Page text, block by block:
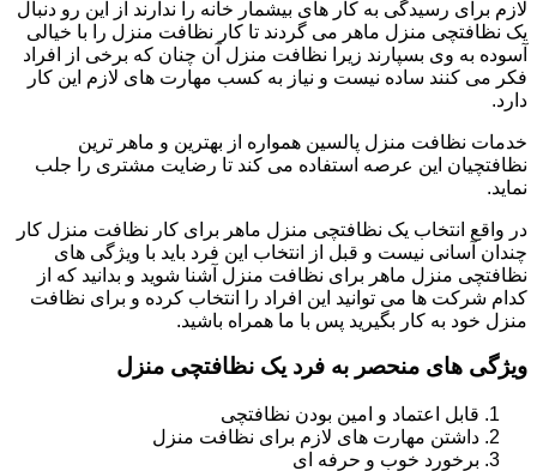
لازم برای رسیدگی به کار های بیشمار خانه را ندارند از این رو دنبال
یک نظافتچی منزل ماهر می گردند تا کار نظافت منزل را با خیالی
آسوده به وی بسپارند زیرا نظافت منزل آن چنان که برخی از افراد
فکر می کنند ساده نیست و نیاز به کسب مهارت های لازم این کار
دارد.
خدمات نظافت منزل پالسین همواره از بهترین و ماهر ترین
نظافتچیان این عرصه استفاده می کند تا رضایت مشتری را جلب
نماید.
در واقع انتخاب یک نظافتچی منزل ماهر برای کار نظافت منزل کار
چندان آسانی نیست و قبل از انتخاب این فرد باید با ویژگی های
نظافتچی منزل ماهر برای نظافت منزل آشنا شوید و بدانید که از
کدام شرکت ها می توانید این افراد را انتخاب کرده و برای نظافت
منزل خود به کار بگیرید پس با ما همراه باشید.
ویژگی های منحصر به فرد یک نظافتچی منزل
قابل اعتماد و امین بودن نظافتچی
داشتن مهارت های لازم برای نظافت منزل
برخورد خوب و حرفه ای